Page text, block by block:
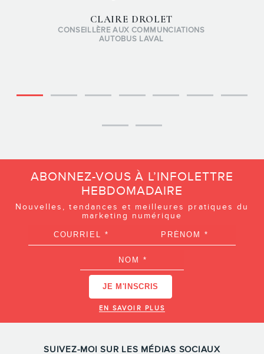
CLAIRE DROLET
CONSEILLÈRE AUX COMMUNCIATIONS
AUTOBUS LAVAL
ABONNEZ-VOUS À L’INFOLETTRE
HEBDOMADAIRE
Nouvelles, tendances et meilleures pratiques du
marketing numérique
EN SAVOIR PLUS
SUIVEZ-MOI SUR LES MÉDIAS SOCIAUX